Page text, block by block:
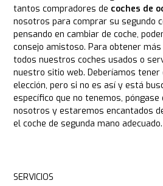
tantos compradores de coches de
nosotros para comprar su segundo
pensando en cambiar de coche,
consejo amistoso. Para obtener
todos nuestros coches usados o
nuestro sitio web. Deberíamos tener
elección, pero si no es así y está
específico que no tenemos, póngase
nosotros y estaremos encantados
el coche de segunda mano adecuado.
SERVICIOS